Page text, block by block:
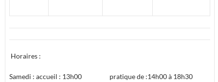
Horaires :
Samedi : accueil : 13h00 pratique de :14h00 à 18h30